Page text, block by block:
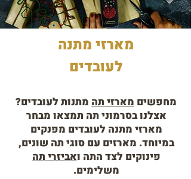
מארזי מתנה
לעובדים
מחפשים מארזי תה מתנות לעובדים?
אצלנו בסרמוני תה תמצאו מבחר
מארזי מתנה לעובדים מפנקים
במיוחד. מארזים עם סוגי תה שונים,
פינוקים לצד התה ואביזרי תה
משלימים.